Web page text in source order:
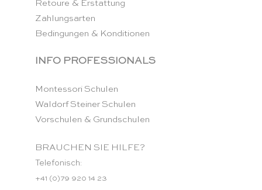
Retoure & Erstattung
Zahlungsarten
Bedingungen & Konditionen
INFO PROFESSIONALS
Montessori Schulen
Waldorf Steiner Schulen
Vorschulen & Grundschulen
BRAUCHEN SIE HILFE?
Telefonisch:
+41 (0)79 920 14 23